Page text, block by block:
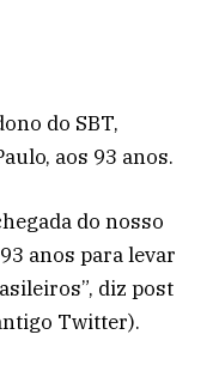
do SBT,
aos 93 anos.
do nosso
anos para levar
diz post
Twitter).